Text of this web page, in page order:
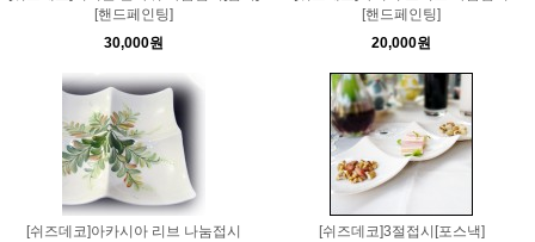
[핸드페인팅]
30,000원
[핸드페인팅]
20,000원
[쉬즈데코]아카시아 리브 나눔접시
[쉬즈데코]3절접시[포스낵]